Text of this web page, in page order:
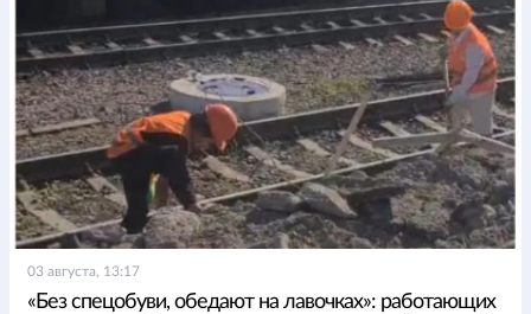
03 августа, 13:17
«Без спецобуви, обедают на лавочках»: работающих